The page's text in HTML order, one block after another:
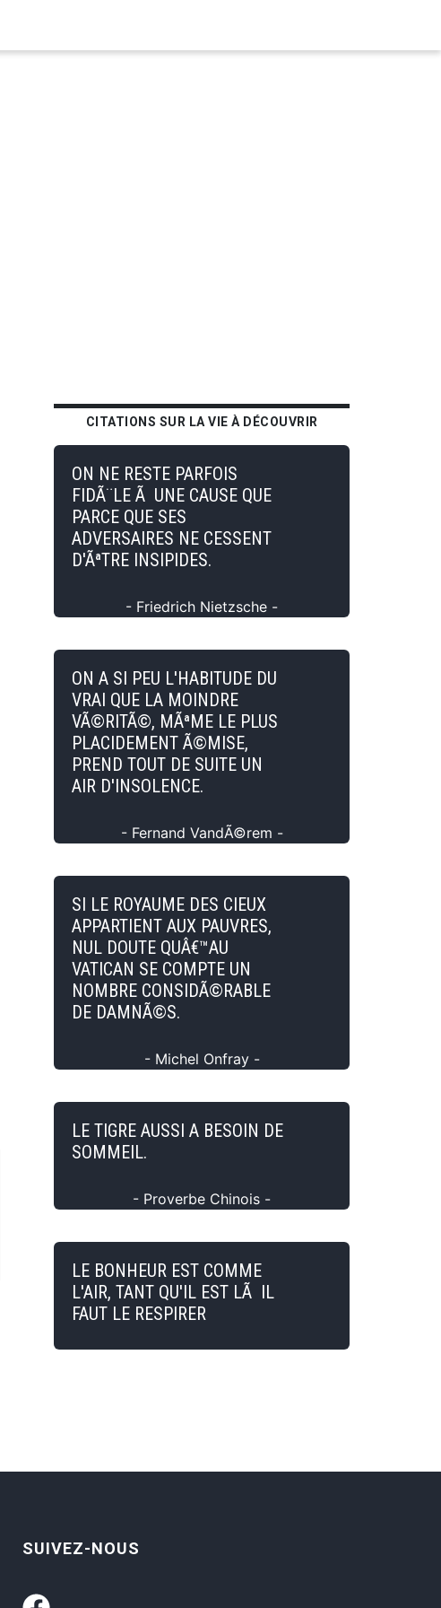
CITATIONS SUR LA VIE À DÉCOUVRIR
ON NE RESTE PARFOIS
FIDÃ¨LE Ã UNE CAUSE QUE
PARCE QUE SES
ADVERSAIRES NE CESSENT
D'ÃªTRE INSIPIDES.
- Friedrich Nietzsche -
ON A SI PEU L'HABITUDE DU
VRAI QUE LA MOINDRE
VÃ©RITÃ©, MÃªME LE PLUS
PLACIDEMENT Ã©MISE,
PREND TOUT DE SUITE UN
AIR D'INSOLENCE.
- Fernand VandÃ©rem -
SI LE ROYAUME DES CIEUX
APPARTIENT AUX PAUVRES,
NUL DOUTE QUÂ€™AU
VATICAN SE COMPTE UN
NOMBRE CONSIDÃ©RABLE
DE DAMNÃ©S.
- Michel Onfray -
LE TIGRE AUSSI A BESOIN DE
SOMMEIL.
- Proverbe Chinois -
LE BONHEUR EST COMME
L'AIR, TANT QU'IL EST LÃ IL
FAUT LE RESPIRER
SUIVEZ-NOUS